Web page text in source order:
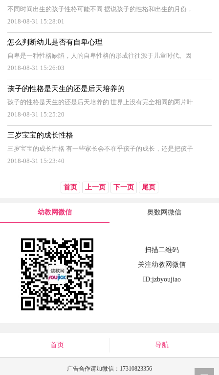
不同时间出生的孩子性格可能不同 据说孩子的性格和出生的月份，
2018-08-31 15:28:01
怎么判断幼儿是否有自卑心理
自卑是一种性格缺陷，人的自卑性格的形成往往源于儿童时代。因
2018-08-31 15:26:03
孩子的性格是天生的还是后天培养的
孩子的性格是天生的还是后天培养的 世界上没有完全相同的两片叶
2018-08-31 15:25:20
三岁宝宝的成长性格
三岁宝宝的成长性格 有一些家长会不在乎孩子的成长，还是把孩子
2018-08-31 15:23:40
首页 上一页 下一页 尾页
幼教网微信 奥数网微信
扫描二维码
关注幼教网微信
ID:jzbyoujiao
首页 导航
广告合作请加微信：17310823356